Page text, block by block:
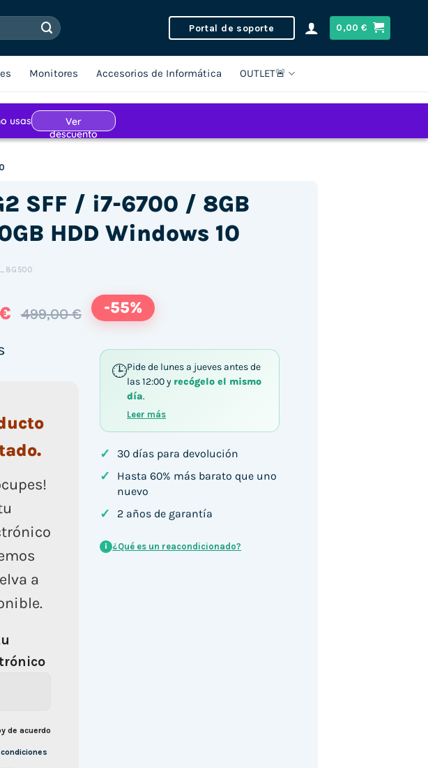
Portal de soporte 0,00€
Monitores Accesorios de Informática OUTLET🚨
SFF / i7-6700 / 8GB
HDD Windows 10
499,00 € -55%
a
de acuerdo
Pide de lunes a jueves antes de
las 12:00 y recógelo el mismo
día.
Leer más
✓ 30 días para devolución
✓
Hasta 60% más barato que uno
nuevo
✓ 2 años de garantía
i ¿Qué es un reacondicionado?